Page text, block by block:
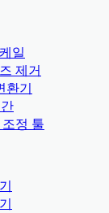
일
제거
환기
정 툴